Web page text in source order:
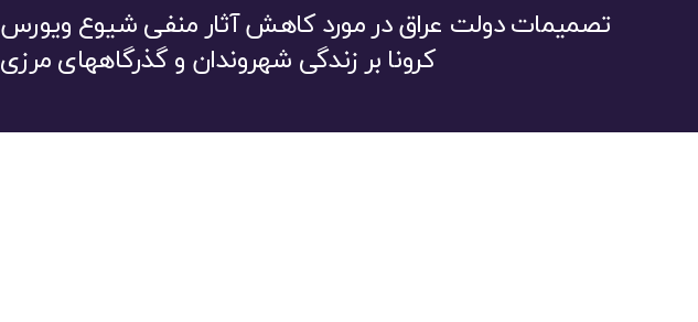
تصمیمات دولت عراق در مورد کاهش آثار منفی شیوع ویورس
کرونا بر زندگی شهروندان و گذرگاههای مرزی